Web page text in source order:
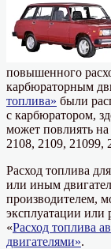
повышенного
карбюраторным
топлива» были
с карбюратором,
может повлиять
2108, 2109,
Расход топлива
или иным
производителем,
эксплуатации или
«Расход топлива
двигателями».